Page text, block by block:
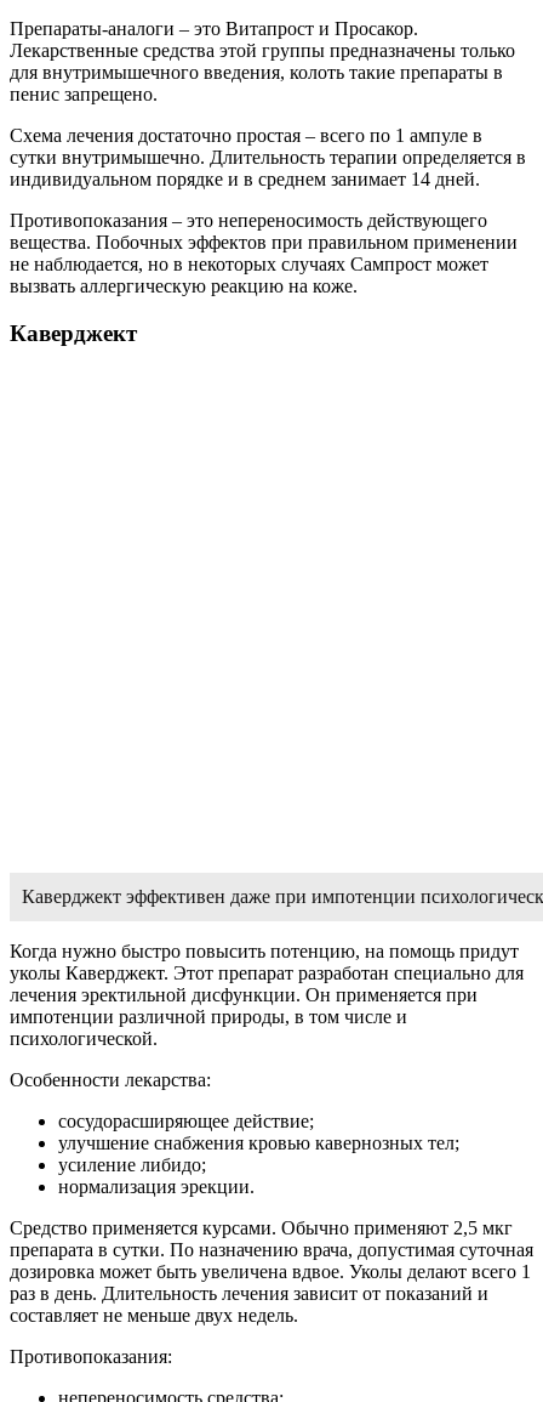
Препараты-аналоги – это Витапрост и Просакор.
Лекарственные средства этой группы предназначены только
для внутримышечного введения, колоть такие препараты в
пенис запрещено.
Схема лечения достаточно простая – всего по 1 ампуле в
сутки внутримышечно. Длительность терапии определяется в
индивидуальном порядке и в среднем занимает 14 дней.
Противопоказания – это непереносимость действующего
вещества. Побочных эффектов при правильном применении
не наблюдается, но в некоторых случаях Сампрост может
вызвать аллергическую реакцию на коже.
Каверджект
Каверджект эффективен даже при импотенции
Когда нужно быстро повысить потенцию, на помощь придут
уколы Каверджект. Этот препарат разработан специально для
лечения эректильной дисфункции. Он применяется при
импотенции различной природы, в том числе и
психологической.
Особенности лекарства:
сосудорасширяющее действие;
улучшение снабжения кровью кавернозных тел;
усиление либидо;
нормализация эрекции.
Средство применяется курсами. Обычно применяют 2,5 мкг
препарата в сутки. По назначению врача, допустимая суточная
дозировка может быть увеличена вдвое. Уколы делают всего 1
раз в день. Длительность лечения зависит от показаний и
составляет не меньше двух недель.
Противопоказания:
непереносимость средства;